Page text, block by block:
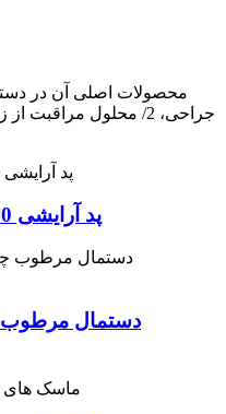
پد آرایشی 100٪ پنبه برای زیبایی